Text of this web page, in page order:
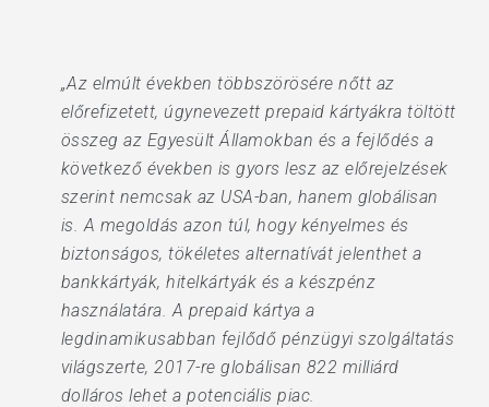
„Az elmúlt években többszörösére nőtt az
előrefizetett, úgynevezett prepaid kártyákra töltött
összeg az Egyesült Államokban és a fejlődés a
következő években is gyors lesz az előrejelzések
szerint nemcsak az USA-ban, hanem globálisan
is. A megoldás azon túl, hogy kényelmes és
biztonságos, tökéletes alternatívát jelenthet a
bankkártyák, hitelkártyák és a készpénz
használatára. A prepaid kártya a
legdinamikusabban fejlődő pénzügyi szolgáltatás
világszerte, 2017-re globálisan 822 milliárd
dolláros lehet a potenciális piac.